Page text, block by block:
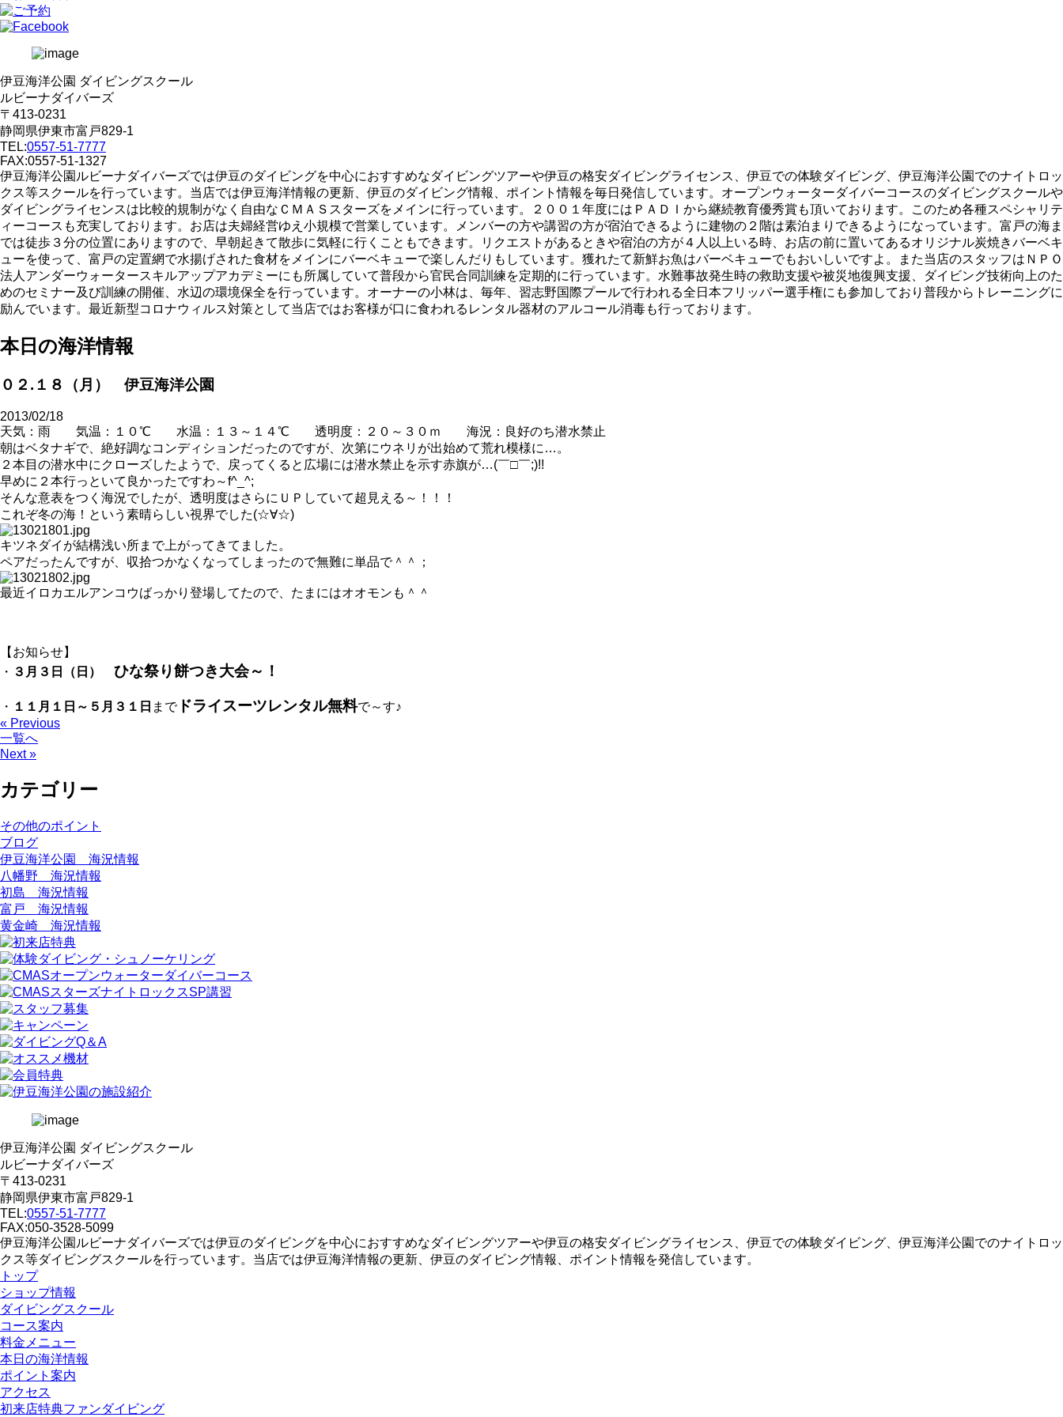
伊豆海洋公園 ダイビングスクール
ルビーナダイバーズ
〒413-0231
静岡県伊東市富戸829-1
TEL:0557-51-7777
FAX:0557-51-1327
伊豆海洋公園ルビーナダイバーズでは伊豆のダイビングを中心におすすめなダイビングツアーや伊豆の格安ダイビングライセンス、伊豆での体験ダイビング、伊豆海洋公園でのナイトロッ
クス等スクールを行っています。当店では伊豆海洋情報の更新、伊豆のダイビング情報、ポイント情報を毎日発信しています。オープンウォーターダイバーコースのダイビングスクールや
ダイビングライセンスは比較的規制がなく自由なＣＭＡＳスターズをメインに行っています。２００１年度にはＰＡＤＩから継続教育優秀賞も頂いております。このため各種スペシャリテ
ィーコースも充実しております。お店は夫婦経営ゆえ小規模で営業しています。メンバーの方や講習の方が宿泊できるように建物の２階は素泊まりできるようになっています。富戸の海ま
では徒歩３分の位置にありますので、早朝起きて散歩に気軽に行くこともできます。リクエストがあるときや宿泊の方が４人以上いる時、お店の前に置いてあるオリジナル炭焼きバーベキ
ューを使って、富戸の定置網で水揚げされた食材をメインにバーベキューで楽しんだりもしています。獲れたて新鮮お魚はバーベキューでもおいしいですよ。また当店のスタッフはＮＰＯ
法人アンダーウォータースキルアップアカデミーにも所属していて普段から官民合同訓練を定期的に行っています。水難事故発生時の救助支援や被災地復興支援、ダイビング技術向上のた
めのセミナー及び訓練の開催、水辺の環境保全を行っています。オーナーの小林は、毎年、習志野国際プールで行われる全日本フリッパー選手権にも参加しており普段からトレーニングに
励んでいます。最近新型コロナウィルス対策として当店ではお客様が口に食われるレンタル器材のアルコール消毒も行っております。
本日の海洋情報
０２.１８（月） 伊豆海洋公園
2013/02/18
天気：雨 気温：１０℃ 水温：１３～１４℃ 透明度：２０～３０ｍ 海況：良好のち潜水禁止
朝はベタナギで、絶好調なコンディションだったのですが、次第にウネリが出始めて荒れ模様に…。
２本目の潜水中にクローズしたようで、戻ってくると広場には潜水禁止を示す赤旗が…(￣□￣;)!!
早めに２本行っといて良かったですわ～f^_^;
そんな意表をつく海況でしたが、透明度はさらにＵＰしていて超見える～！！！
これぞ冬の海！という素晴らしい視界でした(☆∀☆)
キツネダイが結構浅い所まで上がってきてました。
ペアだったんですが、収拾つかなくなってしまったので無難に単品で＾＾；
最近イロカエルアンコウばっかり登場してたので、たまにはオオモンも＾＾
【お知らせ】
・ ３月３日（日） ひな祭り餅つき大会～！
・ １１月１日～５月３１日 までドライスーツレンタル無料で～す♪
« Previous
一覧へ
Next »
カテゴリー
その他のポイント
ブログ
伊豆海洋公園 海況情報
八幡野 海況情報
初島 海況情報
富戸 海況情報
黄金崎 海況情報
伊豆海洋公園 ダイビングスクール
ルビーナダイバーズ
〒413-0231
静岡県伊東市富戸829-1
TEL:0557-51-7777
FAX:050-3528-5099
伊豆海洋公園ルビーナダイバーズでは伊豆のダイビングを中心におすすめなダイビングツアーや伊豆の格安ダイビングライセンス、伊豆での体験ダイビング、伊豆海洋公園でのナイトロッ
クス等ダイビングスクールを行っています。当店では伊豆海洋情報の更新、伊豆のダイビング情報、ポイント情報を発信しています。
トップ
ショップ情報
ダイビングスクール
コース案内
料金メニュー
本日の海洋情報
ポイント案内
アクセス
初来店特典ファンダイビング